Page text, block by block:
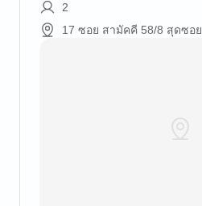
2
17 ซอย สามัคคี 58/8 สุดซอย